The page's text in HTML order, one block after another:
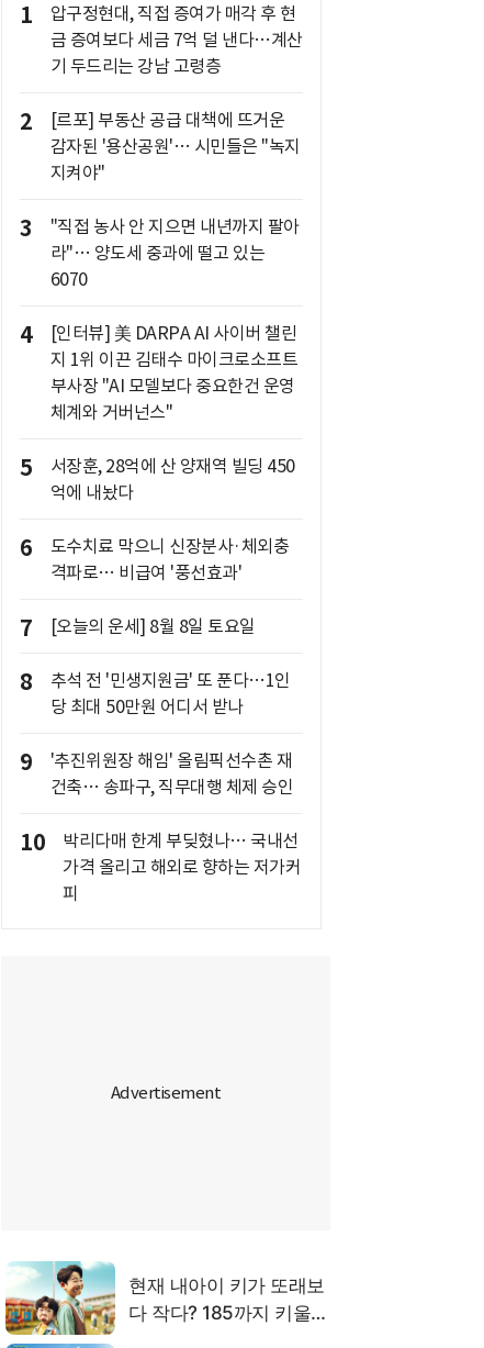
1
압구정현대, 직접 증여가 매각 후 현
금 증여보다 세금 7억 덜 낸다…계산
기 두드리는 강남 고령층
2
[르포] 부동산 공급 대책에 뜨거운
감자된 '용산공원'… 시민들은 "녹지
지켜야"
3
"직접 농사 안 지으면 내년까지 팔아
라"… 양도세 중과에 떨고 있는
6070
4
[인터뷰] 美 DARPA AI 사이버 챌린
지 1위 이끈 김태수 마이크로소프트
부사장 "AI 모델보다 중요한건 운영
체계와 거버넌스"
5
서장훈, 28억에 산 양재역 빌딩 450
억에 내놨다
6
도수치료 막으니 신장분사·체외충
격파로… 비급여 '풍선효과'
7 [오늘의 운세] 8월 8일 토요일
8
추석 전 '민생지원금' 또 푼다…1인
당 최대 50만원 어디서 받나
9
'추진위원장 해임' 올림픽선수촌 재
건축… 송파구, 직무대행 체제 승인
10
박리다매 한계 부딪혔나… 국내선
가격 올리고 해외로 향하는 저가커
피